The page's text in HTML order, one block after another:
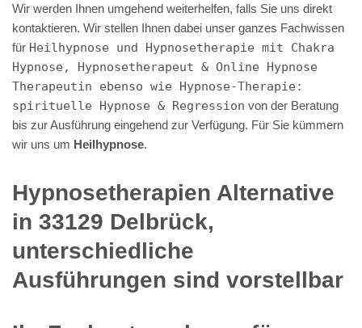
Wir werden Ihnen umgehend weiterhelfen, falls Sie uns direkt
kontaktieren. Wir stellen Ihnen dabei unser ganzes Fachwissen
für Heilhypnose und Hypnosetherapie mit Chakra
Hypnose, Hypnosetherapeut & Online Hypnose
Therapeutin ebenso wie Hypnose-Therapie:
spirituelle Hypnose & Regression von der Beratung
bis zur Ausführung eingehend zur Verfügung. Für Sie kümmern
wir uns um Heilhypnose.
Hypnosetherapien Alternative
in 33129 Delbrück,
unterschiedliche
Ausführungen sind vorstellbar